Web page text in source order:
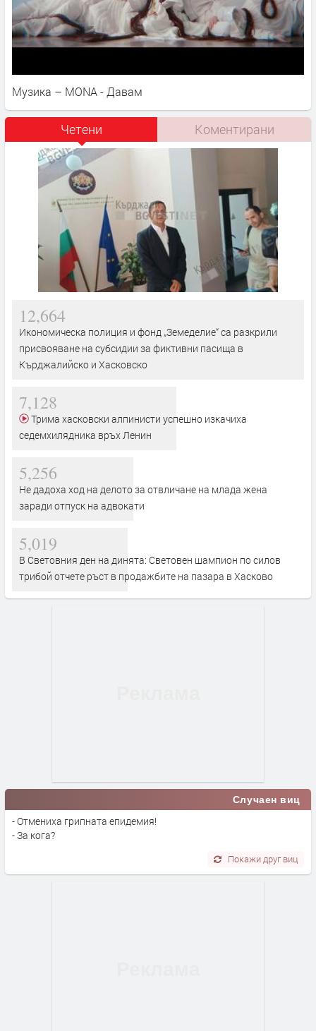
Музика – MONA - Давам
Четени Коментирани
12,664
Икономическа полиция и фонд „Земеделие“ са разкрили
присвояване на субсидии за фиктивни пасища в
Кърджалийско и Хасковско
7,128
седемхилядника връх Ленин
5,256
Не дадоха ход на делото за отвличане на млада жена
заради отпуск на адвокати
5,019
В Световния ден на динята: Световен шампион по силов
трибой отчете ръст в продажбите на пазара в Хасково
Случаен виц
- Отмениха грипната епидемия!
- За кога?
Покажи друг виц